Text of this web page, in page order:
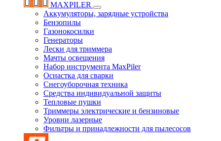
MAXPILER
Аккумуляторы, зарядные устройства
Бензопилы
Газонокосилки
Генераторы
Лески для триммера
Мачты освещения
Набор инструмента MaxPiler
Оснастка для сварки
Снегоуборочная техника
Средства индивидуальной защиты
Тепловые пушки
Триммеры электрические и бензиновые
Уровни лазерные
Фильтры и принадлежности для пылесосов